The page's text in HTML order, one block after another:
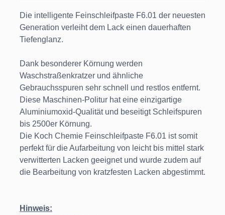
Die intelligente Feinschleifpaste F6.01 der neuesten
Generation verleiht dem Lack einen dauerhaften
Tiefenglanz.
Dank besonderer Körnung werden
Waschstraßenkratzer und ähnliche
Gebrauchsspuren sehr schnell und restlos entfernt.
Diese Maschinen-Politur hat eine einzigartige
Aluminiumoxid-Qualität und beseitigt Schleifspuren
bis 2500er Körnung.
Die Koch Chemie Feinschleifpaste F6.01 ist somit
perfekt für die Aufarbeitung von leicht bis mittel stark
verwitterten Lacken geeignet und wurde zudem auf
die Bearbeitung von kratzfesten Lacken abgestimmt.
Hinweis: